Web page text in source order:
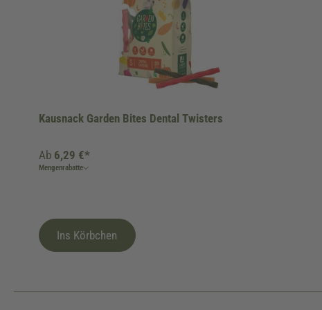
Kausnack Garden Bites Dental Twisters
Ab 6,29 €*
Mengenrabatte
Ins Körbchen